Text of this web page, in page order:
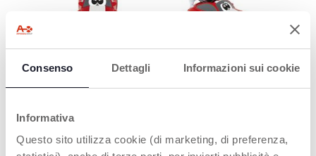
Consenso Dettagli Informazioni sui cookie
Informativa
Questo sito utilizza cookie (di marketing, di preferenza,
FRONTSCHEINWE
automatisch ein, wenn
das Fahrzeug in
INTUITIVE
angebracht.